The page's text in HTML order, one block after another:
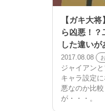
【ガキ大
ら凶悪！？
した違いが
2017.08.08
ジャイアン
キャラ設定
悪なのか比
が・・・。